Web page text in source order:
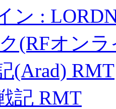
ン :
(RFオン
(Arad) RMT
記 RMT